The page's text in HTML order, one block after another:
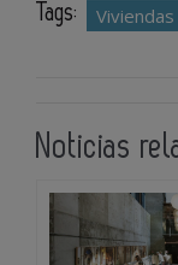
Tags:
Noticias